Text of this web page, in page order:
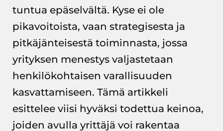
tuntua epäselvältä. Kyse ei ole
pikavoitoista, vaan strategisesta ja
pitkäjänteisestä toiminnasta, jossa
yrityksen menestys valjastetaan
henkilökohtaisen varallisuuden
kasvattamiseen. Tämä artikkeli
esittelee viisi hyväksi todettua keinoa,
joiden avulla yrittäjä voi rakentaa